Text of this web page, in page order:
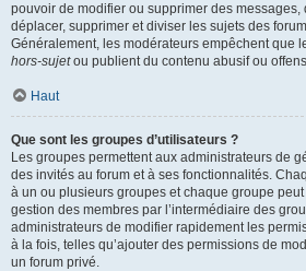
pouvoir de modifier ou supprimer des
déplacer, supprimer et diviser les sujets des
Généralement, les modérateurs empêchent que
hors-sujetou publient du contenu abusif ou
Haut
Que sont les groupes d’utilisateurs ?
Les groupes permettent aux administrateurs de
des invités au forum et à ses fonctionnalités.
à un ou plusieurs groupes et chaque groupe
gestion des membres par l’intermédiaire des
administrateurs de modifier rapidement les
à la fois, telles qu’ajouter des permissions de
un forum privé.